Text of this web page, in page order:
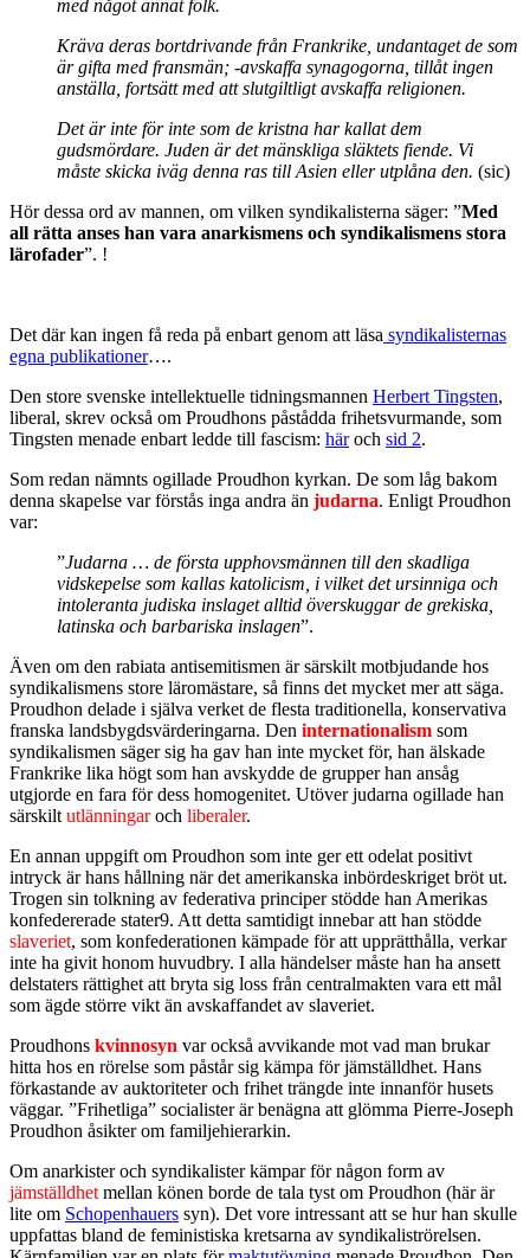
med något annat folk.
Kräva deras bortdrivande från Frankrike, undantaget de som
är gifta med fransmän; -avskaffa synagogorna, tillåt ingen
anställa, fortsätt med att slutgiltligt avskaffa religionen.
Det är inte för inte som de kristna har kallat dem
gudsmördare. Juden är det mänskliga släktets fiende. Vi
måste skicka iväg denna ras till Asien eller utplåna den. (sic)
Hör dessa ord av mannen, om vilken syndikalisterna säger: ”Med
all rätta anses han vara anarkismens och syndikalismens stora
lärofader”. !
Det där kan ingen få reda på enbart genom att läsa syndikalisternas
egna publikationer….
Den store svenske intellektuelle tidningsmannen Herbert Tingsten,
liberal, skrev också om Proudhons påstådda frihetsvurmande, som
Tingsten menade enbart ledde till fascism: häroch sid 2.
Som redan nämnts ogillade Proudhon kyrkan. De som låg bakom
denna skapelse var förstås inga andra än judarna. Enligt Proudhon
var:
”Judarna … de första upphovsmännen till den skadliga
vidskepelse som kallas katolicism, i vilket det ursinniga och
intoleranta judiska inslaget alltid överskuggar de grekiska,
latinska och barbariska inslagen”.
Även om den rabiata antisemitismen är särskilt motbjudande hos
syndikalismens store läromästare, så finns det mycket mer att säga.
Proudhon delade i själva verket de flesta traditionella, konservativa
franska landsbygdsvärderingarna. Den internationalism som
syndikalismen säger sig ha gav han inte mycket för, han älskade
Frankrike lika högt som han avskydde de grupper han ansåg
utgjorde en fara för dess homogenitet. Utöver judarna ogillade han
särskilt utlänningaroch liberaler.
En annan uppgift om Proudhon som inte ger ett odelat positivt
intryck är hans hållning när det amerikanska inbördeskriget bröt ut.
Trogen sin tolkning av federativa principer stödde han Amerikas
konfedererade stater9. Att detta samtidigt innebar att han stödde
slaveriet, som konfederationen kämpade för att upprätthålla, verkar
inte ha givit honom huvudbry. I alla händelser måste han ha ansett
delstaters rättighet att bryta sig loss från centralmakten vara ett mål
som ägde större vikt än avskaffandet av slaveriet.
Proudhons kvinnosyn var också avvikande mot vad man brukar
hitta hos en rörelse som påstår sig kämpa för jämställdhet. Hans
förkastande av auktoriteter och frihet trängde inte innanför husets
väggar. ”Frihetliga” socialister är benägna att glömma Pierre-Joseph
Proudhon åsikter om familjehierarkin.
Om anarkister och syndikalister kämpar för någon form av
jämställdhet mellan könen borde de tala tyst om Proudhon (här är
lite om Schopenhauers syn). Det vore intressant att se hur han skulle
uppfattas bland de feministiska kretsarna av syndikaliströrelsen.